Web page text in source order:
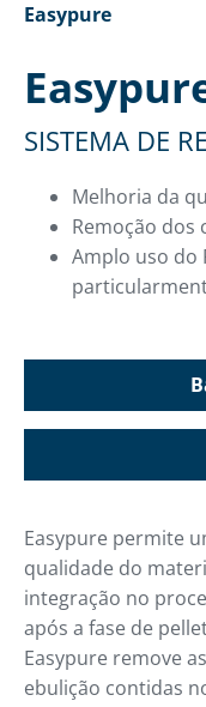
Easypure
SISTEMA DE
Melhoria da
Remoção dos
Amplo uso do
Easypure permite
qualidade do
integração no
após a fase de
Easypure remove
ebulição contidas